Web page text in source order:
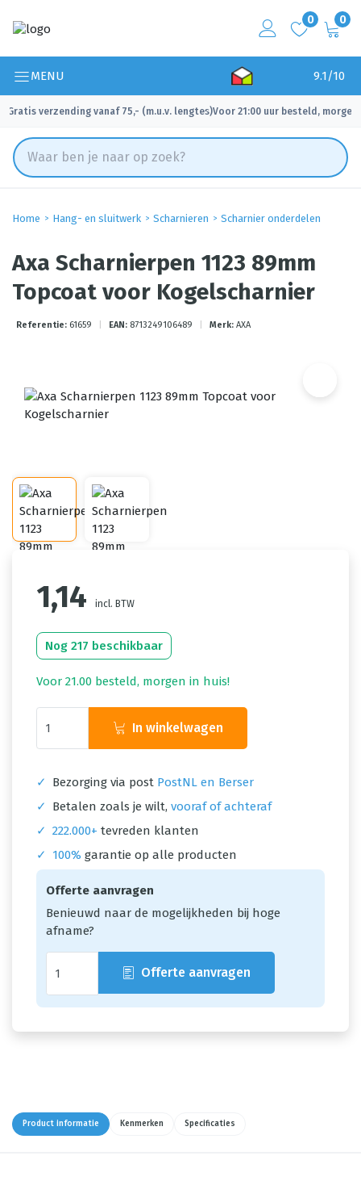
0 0
MENU 9.1/10
Gratis verzending vanaf 75,- (m.u.v. lengtes)
✓ Voor 21:00 uur besteld, morgen
Home Hang- en sluitwerk Scharnieren Scharnier onderdelen
Axa Scharnierpen 1123 89mm
Topcoat voor Kogelscharnier
Referentie: 61659 EAN: 8713249106489 Merk: AXA
1,14 incl. BTW
Nog 217 beschikbaar
Voor 21.00 besteld, morgen in huis!
In winkelwagen
✓ Bezorging via post PostNL en Berser
✓
Betalen zoals je wilt, vooraf of achteraf
✓ 222.000+ tevreden klanten
✓
100% garantie op alle producten
Offerte aanvragen
Benieuwd naar de mogelijkheden bij hoge
afname?
Offerte aanvragen
Product informatie Kenmerken Specificaties